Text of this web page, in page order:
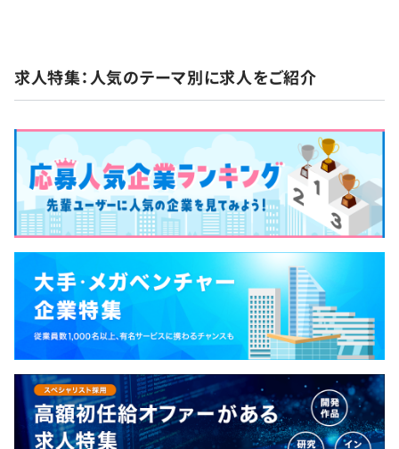
製化支援を行ってきたリーディングカンパニーです。
ユーザーにとって良いプロダクト、サービスを提供してい
く為にも、アウトソーシングの時代を終わらせるという使
命感を持って事業を行っていきます。
■Qiitaの企業投稿数、日本一
■Slackの活用率、日本一
■社内外勉強会毎月150回開催、日本一を目指し中！
など、業界随一のアウトプットと学習に猛烈的な文化で
す。自ら楽しみながら学ぶことが当たり前の人が多い組織
です。
・東急田園都市線「三軒茶屋駅」駅下車 世田谷通り出口
特別賞与あり
年1回
各種社会保険完備（関東ITソフトウェア健康保険組合加
入）
た、スマートフォン・SNSの急成長に伴い、多様化
するニーズに確実に応えるため、技術力＋企画力を
武器に、アプリケーション開発における最大限のバ
ックアップを提供。 システム開発、企画コンサルテ
ィング、デザイン・運用と幅広くおこない、長年の
フィーチャーフォン・モバイルシステム開発・経験
ノウハウを、スマートフォン向けの開発アーキテク
チャにも積極的に適用・技術展開。 BtoBからBtoC
まであらゆるシーンに応じたアプリ開発・ソリュー
ションサービスを提供しています。
求人特集：人気のテーマ別に求人をご紹介